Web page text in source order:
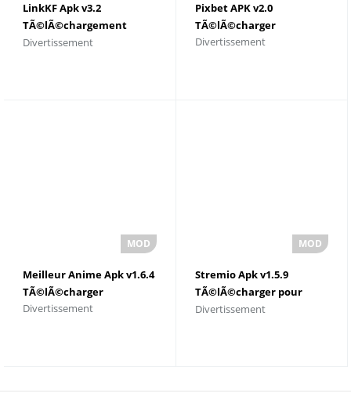
LinkKF Apk v3.2
TÃ©lÃ©chargement
gratuit de l'application
Divertissement
Pixbet APK v2.0
TÃ©lÃ©charger
Divertissement
Meilleur Anime Apk v1.6.4
TÃ©lÃ©charger
Divertissement
Stremio Apk v1.5.9
TÃ©lÃ©charger pour
Android
Divertissement